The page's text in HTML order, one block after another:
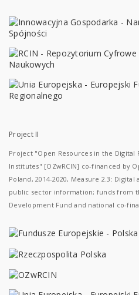
Project II
Project "Open Resources in the Digital
Institutes" [OZwRCIN] co-financed by
Poland, 2014-2020, Measure 2.3:
public sector information; funds from
Development Fund and national co-